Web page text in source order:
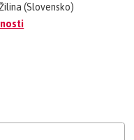
(Slovensko)